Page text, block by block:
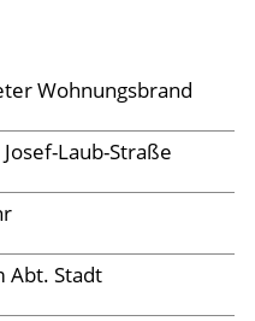
Wohnungsbrand
Laub-Straße
Abt. Stadt